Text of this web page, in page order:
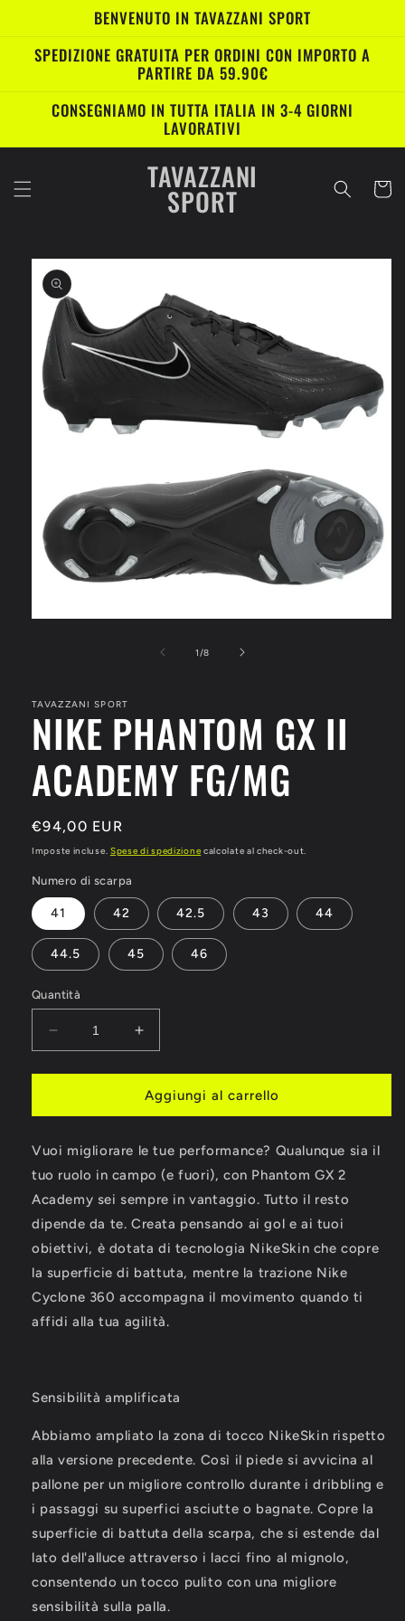
direttamenteBENVENUTO IN TAVAZZANI SPORT
SPEDIZIONE GRATUITA PER ORDINI CON IMPORTO A
PARTIRE DA 59.90€
CONSEGNIAMO IN TUTTA ITALIA IN 3-4 GIORNI
LAVORATIVI
TAVAZZANI
SPORT Carrello
Passa alle
informazioni
sul prodotto
modale
1 /su
8
TAVAZZANI SPORT
NIKE PHANTOM GX II
ACADEMY FG/MG
Prezzo
di
€94,00 EUR
Imposte incluse. Spese di spedizione calcolate al check-out.
Numero di scarpa
41 42 42.5 43 44
44.5 45 46
Quantità
Diminuisci
quantità
per
PHANTOM
II
ACADEMY
FG/MG
Aumenta
quantità
per
NIKE
PHANTOM
II
ACADEMY
FG/MG
Aggiungi al carrello
Vuoi migliorare le tue performance? Qualunque sia il
tuo ruolo in campo (e fuori), con Phantom GX 2
Academy sei sempre in vantaggio. Tutto il resto
dipende da te. Creata pensando ai gol e ai tuoi
obiettivi, è dotata di tecnologia NikeSkin che copre
la superficie di battuta, mentre la trazione Nike
Cyclone 360 accompagna il movimento quando ti
affidi alla tua agilità.
Sensibilità amplificata
Abbiamo ampliato la zona di tocco NikeSkin rispetto
alla versione precedente. Così il piede si avvicina al
pallone per un migliore controllo durante i dribbling e
i passaggi su superfici asciutte o bagnate. Copre la
superficie di battuta della scarpa, che si estende dal
lato dell'alluce attraverso i lacci fino al mignolo,
consentendo un tocco pulito con una migliore
sensibilità sulla palla.